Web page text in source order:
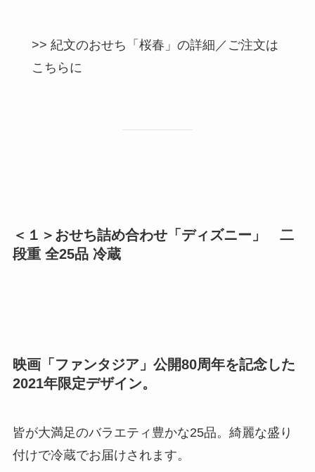
>> 紀文のおせち「桜春」の詳細／ご注文は
こちらに
＜１＞おせち詰め合わせ「ディズニー」 二
段重 全25品 冷蔵
映画「ファンタジア」公開80周年を記念した
2021年限定デザイン。
皆が大満足のバラエティ豊かな25品。綺麗な盛り
付けで冷蔵でお届けされます。